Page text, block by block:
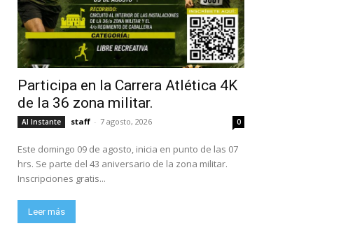
Participa en la Carrera Atlética 4K
de la 36 zona militar.
Al Instante staff - 7 agosto, 2026 0
Este domingo 09 de agosto, inicia en punto de las 07
hrs. Se parte del 43 aniversario de la zona militar.
Inscripciones gratis...
Leer más